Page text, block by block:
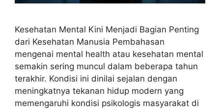
Kesehatan Mental Kini Menjadi Bagian Penting
dari Kesehatan Manusia Pembahasan
mengenai mental health atau kesehatan mental
semakin sering muncul dalam beberapa tahun
terakhir. Kondisi ini dinilai sejalan dengan
meningkatnya tekanan hidup modern yang
memengaruhi kondisi psikologis masyarakat di